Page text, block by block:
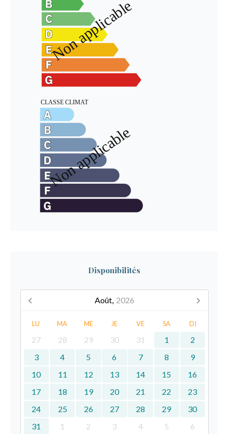
Disponibilités
Août, 2026
LU MA ME JE VE SA DI
27 28 29 30 31 1
2
3
4 5 6 7 8
9
10
11 12 13 14 15
16
17
18 19 20 21 22
23
24
25 26 27 28 29
30
31
1 2 3 4 5 6